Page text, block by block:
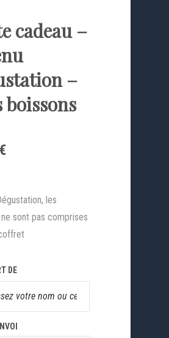
cadeau –
–
€
les
sont pas comprises
DE